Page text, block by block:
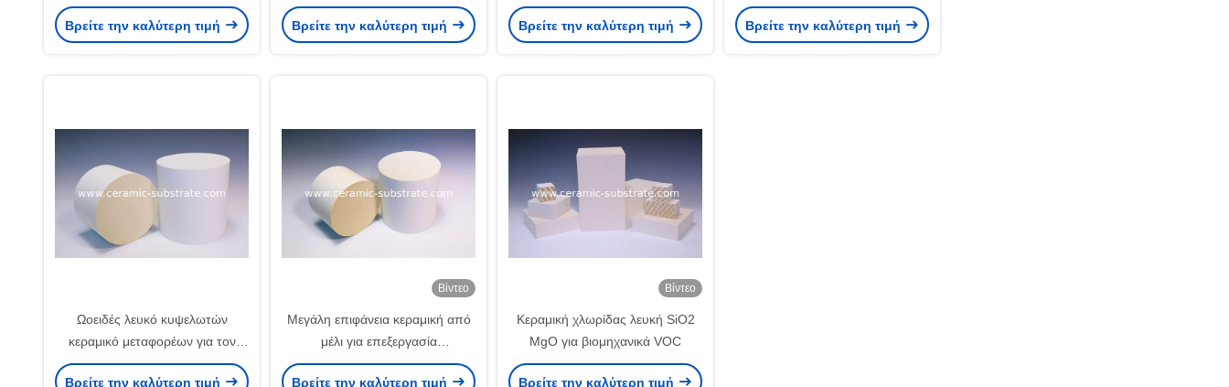
μετατροπέα
Βρείτε την καλύτερη τιμή
τους καταλυτικούς μετατροπείς
Βρείτε την καλύτερη τιμή
μετατροπείς τρόπων
Βρείτε την καλύτερη τιμή
καταλυτικό
Βρείτε την καλύτερη τιμή
Ωοειδές λευκό κυψελωτών
κεραμικό μεταφορέων για τον
καθαρισμό αερίου εξάτμισης
Βρείτε την καλύτερη τιμή
Βίντεο
Μεγάλη επιφάνεια κεραμική από
μέλι για επεξεργασία
βιομηχανικών αερίων αποβλήτων
Βρείτε την καλύτερη τιμή
Βίντεο
Κεραμική χλωρίδας λευκή SiO2
MgO για βιομηχανικά VOC
Βρείτε την καλύτερη τιμή